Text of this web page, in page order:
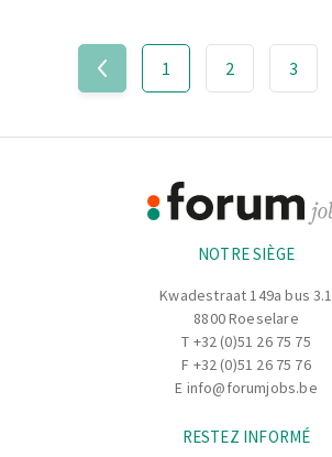
1 2 3
NOTRE SIÈGE
Kwadestraat 149a bus 3.1
8800 Roeselare
T +32 (0)51 26 75 75
F +32 (0)51 26 75 76
E info@forumjobs.be
RESTEZ INFORMÉ